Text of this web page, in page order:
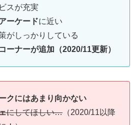
スが充実
ーケードに近い
がしっかりしている
ーナーが追加（2020/11更新）
クにはあまり向かない
にしてほしい… （2020/11以降